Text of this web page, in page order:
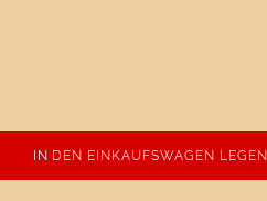
IN DEN EINKAUFSWAGEN LEGEN